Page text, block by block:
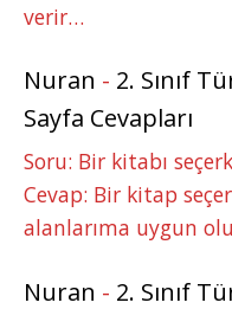
verir…
Nuran - 2. Sınıf
Sayfa Cevapları
Soru: Bir kitabı
Cevap: Bir kitap
alanlarıma uygun
Nuran - 2. Sınıf